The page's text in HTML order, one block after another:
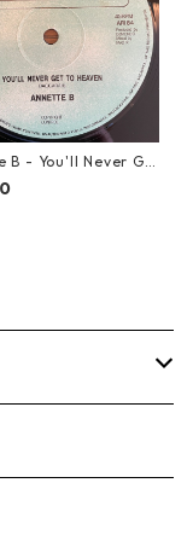
B - You'll Never Ge
【12-50058】